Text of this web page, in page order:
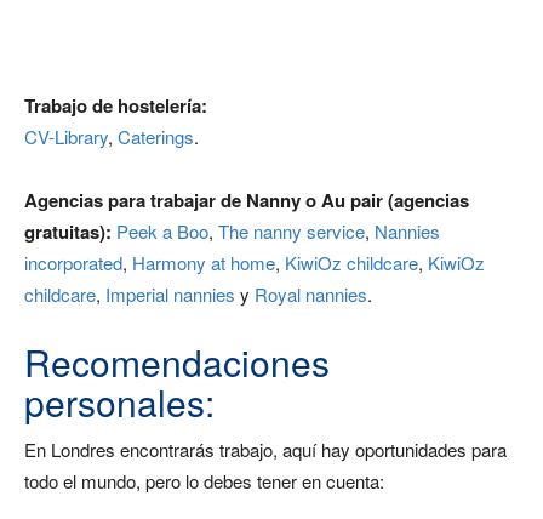
Trabajo de hostelería:
CV-Library, Caterings.
Agencias para trabajar de Nanny o Au pair (agencias
gratuitas): Peek a Boo, The nanny service, Nannies
incorporated, Harmony at home, KiwiOz childcare, KiwiOz
childcare, Imperial nannies y Royal nannies.
Recomendaciones
personales:
En Londres encontrarás trabajo, aquí hay oportunidades para
todo el mundo, pero lo debes tener en cuenta: